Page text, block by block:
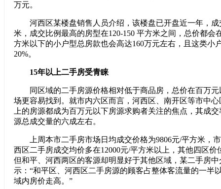
万元。
河西区某楼盘销售人员介绍，该楼盘已开盘近一年，成
米，成交比例最高的房型在120-150 平方米之间，总价都会
方米以下的小户型总房款也会高达160万元左右，且这类小
20%。
15年以上二手房受青睐
同区域的二手房源价格相对低于商品房，总价在百万元
场更容易找到。就市内六区而言，河西区、南开区等市中
上的房源都成为百万元以下房源求购者关注的焦点，其成
源总成交量的六成左右。
上周本市二手房市场日均成交价格为9806元/平方米，
西区二手房成交均价多在12000元/平方米以上，其他四区价
但和平、河西两区的客源却明显好于其他区域，某二手房
示：“和平区、河西区二手房源的顾客占整体客流量的一半
域内房价走高。”